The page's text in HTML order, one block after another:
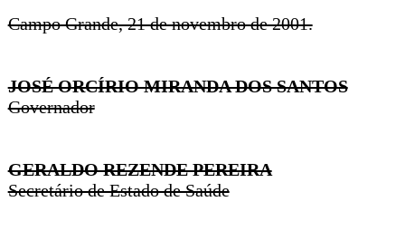
Campo Grande, 21 de novembro de 2001.
JOSÉ ORCÍRIO MIRANDA DOS SANTOS
Governador
GERALDO REZENDE PEREIRA
Secretário de Estado de Saúde